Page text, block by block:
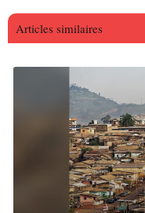
Articles similaires